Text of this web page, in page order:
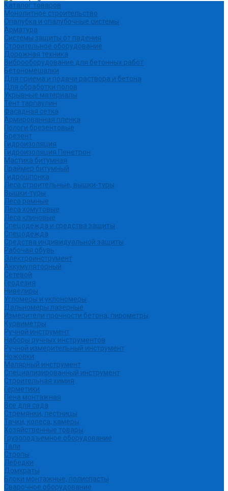
Каталог товаров
Монолитное строительство
Опалубка и опалубочные системы
Арматура
Системы защиты от падения
Строительное оборудование
Дорожная техника
Виброоборудование для бетонных работ
Бетономешалки
Для приема и подачи раствора и бетона
Для обработки полов
Укрывные материалы
Тент тарпаулин
Фасадная сетка
Армированная пленка
Пологи брезентовые
Брезент
Гидроизоляция
Гидроизоляция Пенетрон
Мастика битумная
Праймер битумный
Гидрошпонка
Леса строительные, вышки-туры
Вышки-туры
Леса рамные
Леса хомутовые
Леса клиновые
Спецодежда и средства защиты
Спецодежда
Средства индивидуальной защиты
Рабочая обувь
Электроинструмент
Аккумуляторный
Сетевой
Геодезия
Нивелиры
Угломеры и уклономеры
Дальномеры лазерные
Измерители прочности бетона, пирометры
Курвиметры
Ручной инструмент
Наборы ручных инструментов
Ручной измерительный инструмент
Ножовки
Малярный инструмент
Специализированный инструмент
Строительная химия
Герметики
Пена монтажная
Все для сада
Стремянки, лестницы
Тачки, колеса, камеры
Хозяйственные товары
Грузоподъемное оборудование
Тали
Стропы
Лебедки
Домкраты
Блоки монтажные, полиспасты
Сварочное оборудование